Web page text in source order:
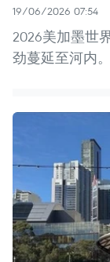
19/06/2026 07:54
2026美加墨世
劲蔓延至河内。